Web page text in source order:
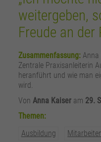
weitergeben,
Freude an der
Zusammenfassung:Anna
Zentrale Praxisanleiterin
heranführt und wie man
wird.
Von Anna Kaiseram 29.
Themen:
Ausbildung
Zweck Speichert
zusätzliche Informationen